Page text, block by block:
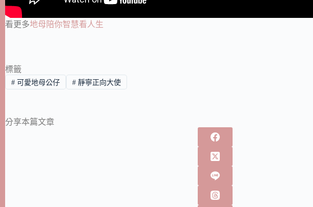
看更多地母陪你智慧看人生
標籤
#可愛地母公仔 #靜寧正向大使
分享本篇文章